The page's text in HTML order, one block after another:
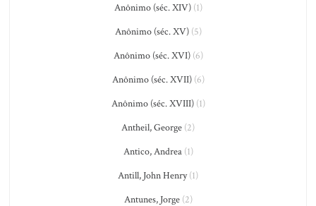
Anônimo (séc. XIV)(1)
Anônimo (séc. XV)(5)
Anônimo (séc. XVI)(6)
Anônimo (séc. XVII)(6)
Anônimo (séc. XVIII)(1)
Antheil, George (2)
Antico, Andrea(1)
Antill, John Henry(1)
Antunes, Jorge(2)